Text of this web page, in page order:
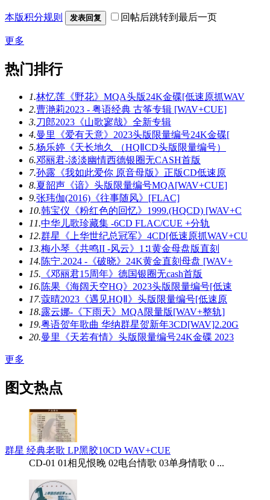
本版积分规则 发表回复 回帖后跳转到最后一页
更多
热门排行
1.林忆莲《野花》MQA头版24K金碟[低速原抓WAV
2.曹滟莉2023 - 粤语经典 古筝专辑 [WAV+CUE]
3.刀郎2023《山歌寥哉》全新专辑
4.曼里《爱有天意》2023头版限量编号24K金碟[
5.杨乐婷《天长地久 （HQⅡCD头版限量编号）
6.邓丽君-淡淡幽情西德银圈无CASH首版
7.孙露《我如此爱你 原音母版》正版CD低速原
8.夏韶声《谙》头版限量编号MQA[WAV+CUE]
9.张玮伽(2016)《往事随风》[FLAC]
10.韩宝仪《粉红色的回忆》1999.(HQCD) [WAV+C
11.中华儿歌珍藏集 -6CD FLAC/CUE +分轨
12.群星《上华世纪总冠军》4CD[低速原抓WAV+CU
13.梅小琴《共鸣II -风云》1∶1黄金母盘版直刻
14.陈宁.2024 -《破晓》24K黄金直刻母盘 [WAV+
15. 《邓丽君15周年》德国银圈无cash首版
16.陈果《海阔天空HQ》2023头版限量编号[低速
17.蔻晴2023《遇见HQⅡ》头版限量编号[低速原
18.露云娜-《下雨天》MQA限量版[WAV+整轨]
19.粤语贺年歌曲 华纳群星贺新年3CD[WAV]2.20G
20.曼里《天若有情》头版限量编号24K金碟 2023
更多
图文热点
群星 经典老歌 LP黑胶10CD WAV+CUE
CD-01 01相见恨晚 02电台情歌 03单身情歌 0 ...